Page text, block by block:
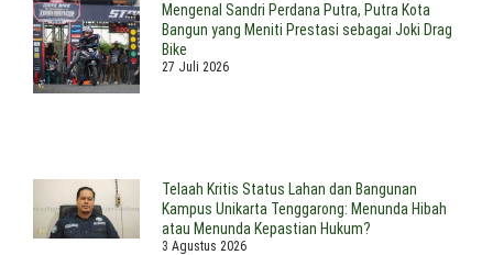
Mengenal Sandri Perdana Putra, Putra Kota
Bangun yang Meniti Prestasi sebagai Joki Drag
Bike
27 Juli 2026
Telaah Kritis Status Lahan dan Bangunan
Kampus Unikarta Tenggarong: Menunda Hibah
atau Menunda Kepastian Hukum?
3 Agustus 2026